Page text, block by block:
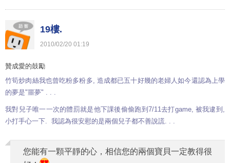
19樓.
2010/02/20 01:19
贊成愛的鼓勵
竹筍炒肉絲我也曾吃粉多粉多, 造成都已五十好幾的老婦人如今還認為上學
的夢是"噩夢" . . .
我對兒子唯一一次的體罰就是他下課後偷偷跑到7/11去打game, 被我逮到,
小打手心一下. 我認為很安慰的是兩個兒子都不善說謊. . .
您能有一顆平靜的心，相信您的兩個寶貝一定教得很